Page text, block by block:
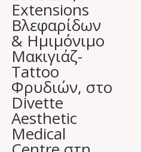
Extensions
Βλεφαρίδων
& Ημιμόνιμο
Μακιγιάζ-
Tattoo
Φρυδιών, στο
Divette
Aesthetic
Medical